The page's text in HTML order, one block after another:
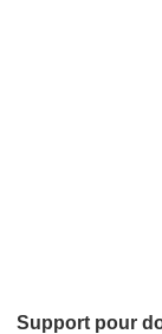
Support pour